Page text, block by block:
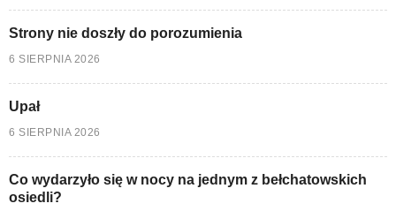
Strony nie doszły do porozumienia
6 SIERPNIA 2026
Upał
6 SIERPNIA 2026
Co wydarzyło się w nocy na jednym z bełchatowskich
osiedli?